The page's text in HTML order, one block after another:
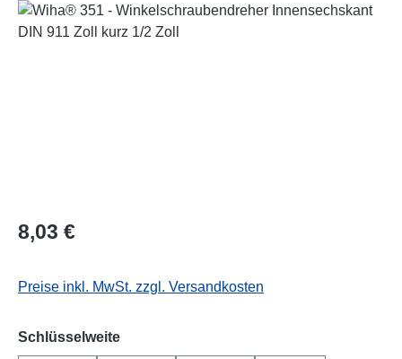
Bildergalerie überspringen
Regulärer Preis:
8,03 €
Preise inkl. MwSt. zzgl. Versandkosten
Schlüsselweiteauswählen